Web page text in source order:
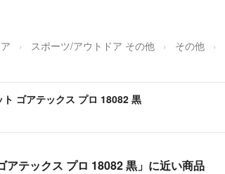
スポーツ/アウトドア その他 その他
ゴアテックス プロ 18082 黒
アテックス プロ 18082 黒」に近い商品